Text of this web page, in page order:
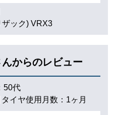
ック) VRX3
んからのレビュー
50代
タイヤ使用月数： 1ヶ月